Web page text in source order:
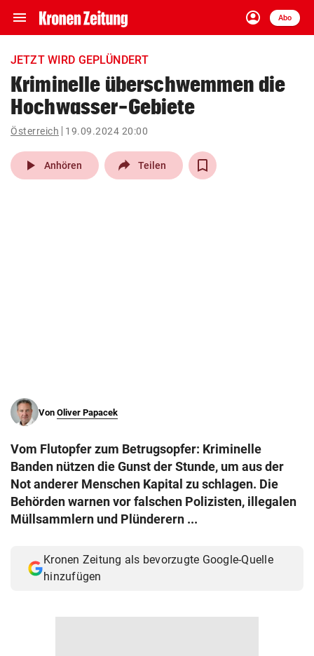
menu Navigation
ein-/ausklappen
account_circle
Anmelden
Abo
close Schließen
account_circle Anmelden
pin_drop
Wien arrow_right
JETZT WIRD GEPLÜNDERT
Kriminelle überschwemmen die
Hochwasser-Gebiete
Österreich 19.09.2024 20:00
play_arrow Anhören Teilen
Von Oliver Papacek
Vom Flutopfer zum Betrugsopfer: Kriminelle
Banden nützen die Gunst der Stunde, um aus der
Not anderer Menschen Kapital zu schlagen. Die
Behörden warnen vor falschen Polizisten, illegalen
Müllsammlern und Plünderern ...
Kronen Zeitung als bevorzugte Google-Quelle
hinzufügen